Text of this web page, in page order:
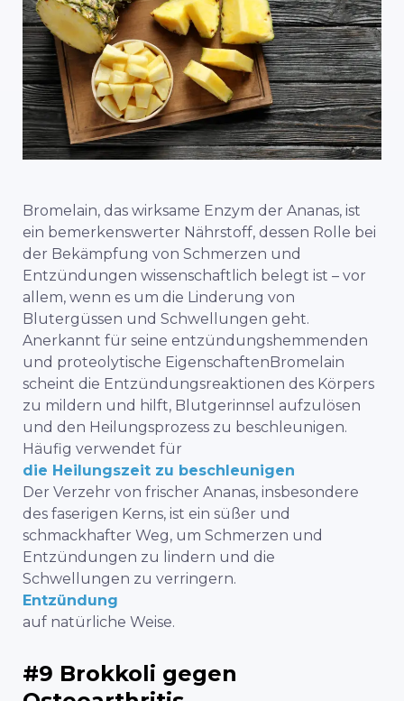
Bromelain, das wirksame Enzym der Ananas, ist
ein bemerkenswerter Nährstoff, dessen Rolle bei
der Bekämpfung von Schmerzen und
Entzündungen wissenschaftlich belegt ist – vor
allem, wenn es um die Linderung von
Blutergüssen und Schwellungen geht.
Anerkannt für seine entzündungshemmenden
und proteolytische Eigenschaften Bromelain
scheint die Entzündungsreaktionen des Körpers
zu mildern und hilft, Blutgerinnsel aufzulösen
und den Heilungsprozess zu beschleunigen.
Häufig verwendet für
die Heilungszeit zu beschleunigen
Der Verzehr von frischer Ananas, insbesondere
des faserigen Kerns, ist ein süßer und
schmackhafter Weg, um Schmerzen und
Entzündungen zu lindern und die
Schwellungen zu verringern.
Entzündung
auf natürliche Weise.
#9 Brokkoli gegen